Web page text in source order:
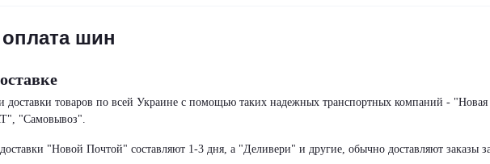
шин
доставки товаров по всей Украине с помощью таких надежных транспортных компаний - "Новая
"Самовывоз".
"Новой Почтой" составляют 1-3 дня, а "Деливери" и другие, обычно доставляют заказы